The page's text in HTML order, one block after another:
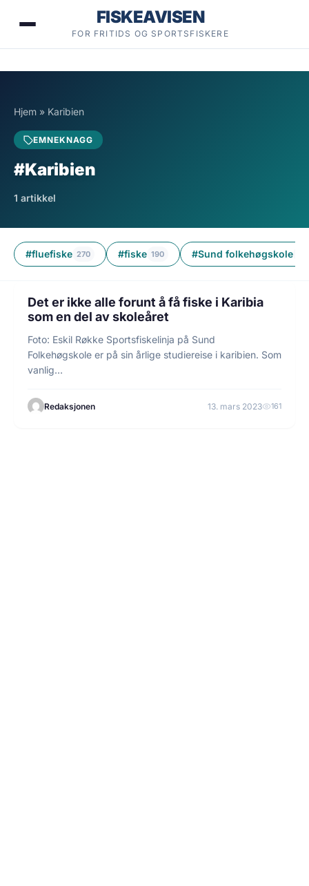
FISKEAVISEN
FOR FRITIDS OG SPORTSFISKERE
Hjem » Karibien
EMNEKNAGG
#Karibien
1 artikkel
#fluefiske 270 #fiske 190 #Sund folkehøgskole
FISKE
4 min lesetid
Det er ikke alle forunt å få fiske i Karibia
som en del av skoleåret
Foto: Eskil Røkke Sportsfiskelinja på Sund
Folkehøgskole er på sin årlige studiereise i karibien. Som
vanlig…
Redaksjonen 13. mars 2023 161